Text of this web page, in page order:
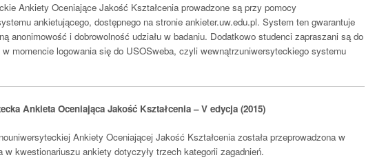
Ankiety Oceniające Jakość Kształcenia prowadzone są przy pomocy
ankietującego, dostępnego na stronie ankieter.uw.edu.pl. System ten gwarantuje
anonimowość i dobrowolność udziału w badaniu. Dodatkowo studenci zapraszani są do
w momencie logowania się do USOSweba, czyli wewnątrzuniwersyteckiego systemu
Ankieta Oceniająca Jakość Kształcenia – V edycja (2015)
Ankiety Oceniającej Jakość Kształcenia została przeprowadzona w
w kwestionariuszu ankiety dotyczyły trzech kategorii zagadnień.